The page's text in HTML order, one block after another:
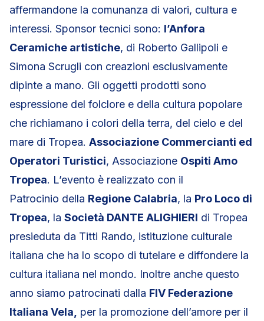
affermandone la comunanza di valori, cultura e
interessi. Sponsor tecnici sono: l’Anfora
Ceramiche artistiche, di Roberto Gallipoli e
Simona Scrugli con creazioni esclusivamente
dipinte a mano. Gli oggetti prodotti sono
espressione del folclore e della cultura popolare
che richiamano i colori della terra, del cielo e del
mare di Tropea. Associazione Commercianti ed
Operatori Turistici, Associazione Ospiti Amo
Tropea. L’evento è realizzato con il
Patrocinio della Regione Calabria, la Pro Loco di
Tropea, la Società DANTE ALIGHIERI di Tropea
presieduta da Titti Rando, istituzione culturale
italiana che ha lo scopo di tutelare e diffondere la
cultura italiana nel mondo. Inoltre anche questo
anno siamo patrocinati dalla FIV Federazione
Italiana Vela,
per la promozione dell’amore per il